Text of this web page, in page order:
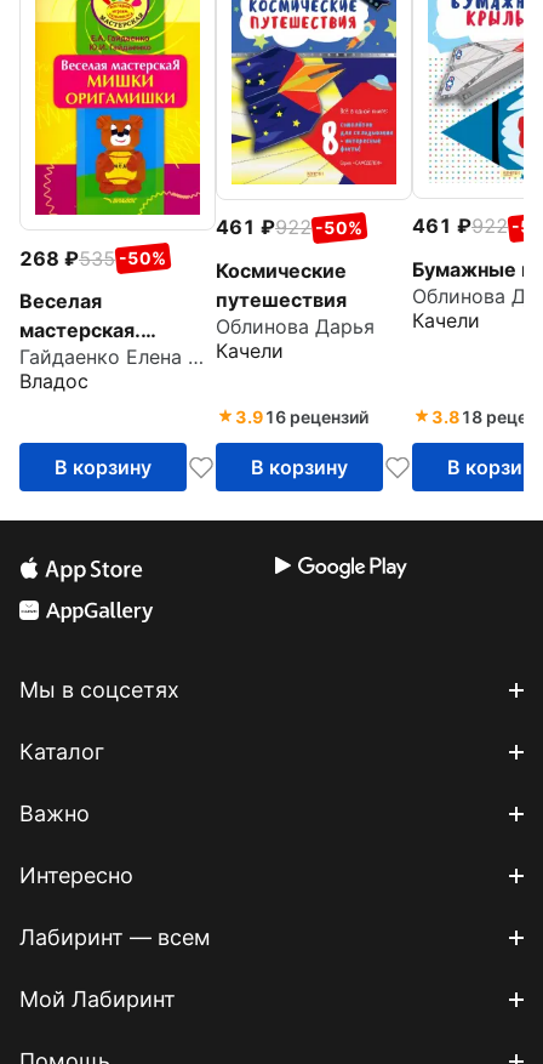
268 535 -50%
Веселая
мастерская.
Мишки-
оригамишки.
Гайдаенко Елена Анатольевна
Владос
В корзину
461 922 -50%
Космические
путешествия
Облинова Дарья
Качели
3.916 рецензий
В корзину
461 922 -
Бумажные
Облинова
Качели
3.818
В корзину
Мы в соцсетях
Каталог
Важно
Интересно
Лабиринт — всем
Мой Лабиринт